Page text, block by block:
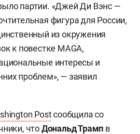
партии. «Джей Ди Вэнс —
фигура для России,
из окружения
к повестке MAGA,
интересы и
проблем», — заявил
Postсообщила со
чтоДональд Трамп в